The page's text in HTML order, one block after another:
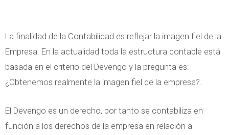
La finalidad de la Contabilidad es reflejar la imagen fiel de la
Empresa. En la actualidad toda la estructura contable está
basada en el criterio del Devengo y la pregunta es:
¿Obtenemos realmente la imagen fiel de la empresa?.
El Devengo es un derecho, por tanto se contabiliza en
función a los derechos de la empresa en relación a